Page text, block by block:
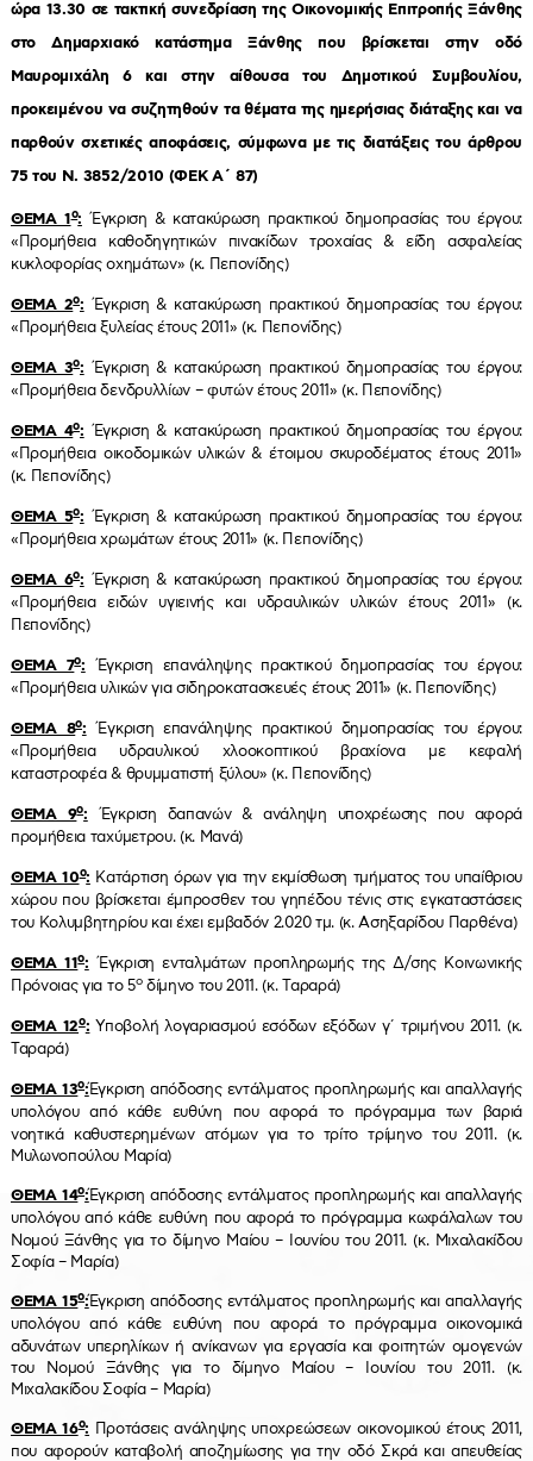
ώρα 13.30 σε τακτική συνεδρίαση της Οικονομικής Επιτροπής Ξάνθης
στο Δημαρχιακό κατάστημα Ξάνθης που βρίσκεται στην οδό
Μαυρομιχάλη 6 και στην αίθουσα του Δημοτικού Συμβουλίου,
προκειμένου να συζητηθούν τα θέματα της ημερήσιας διάταξης και να
παρθούν σχετικές αποφάσεις, σύμφωνα με τις διατάξεις του άρθρου
75 του Ν. 3852/2010 (ΦΕΚ Α΄ 87)
ΘΕΜΑ 1ο: Έγκριση & κατακύρωση πρακτικού δημοπρασίας του έργου:
«Προμήθεια καθοδηγητικών πινακίδων τροχαίας & είδη ασφαλείας
κυκλοφορίας οχημάτων» (κ. Πεπονίδης)
ΘΕΜΑ 2ο: Έγκριση & κατακύρωση πρακτικού δημοπρασίας του έργου:
«Προμήθεια ξυλείας έτους 2011» (κ. Πεπονίδης)
ΘΕΜΑ 3ο: Έγκριση & κατακύρωση πρακτικού δημοπρασίας του έργου:
«Προμήθεια δενδρυλλίων – φυτών έτους 2011» (κ. Πεπονίδης)
ΘΕΜΑ 4ο: Έγκριση & κατακύρωση πρακτικού δημοπρασίας του έργου:
«Προμήθεια οικοδομικών υλικών & έτοιμου σκυροδέματος έτους 2011»
(κ. Πεπονίδης)
ΘΕΜΑ 5ο: Έγκριση & κατακύρωση πρακτικού δημοπρασίας του έργου:
«Προμήθεια χρωμάτων έτους 2011» (κ. Πεπονίδης)
ΘΕΜΑ 6ο: Έγκριση & κατακύρωση πρακτικού δημοπρασίας του έργου:
«Προμήθεια ειδών υγιεινής και υδραυλικών υλικών έτους 2011» (κ.
Πεπονίδης)
ΘΕΜΑ 7ο: Έγκριση επανάληψης πρακτικού δημοπρασίας του έργου:
«Προμήθεια υλικών για σιδηροκατασκευές έτους 2011» (κ. Πεπονίδης)
ΘΕΜΑ 8ο: Έγκριση επανάληψης πρακτικού δημοπρασίας του έργου:
«Προμήθεια υδραυλικού χλοοκοπτικού βραχίονα με κεφαλή
καταστροφέα & θρυμματιστή ξύλου» (κ. Πεπονίδης)
ΘΕΜΑ 9ο: Έγκριση δαπανών& ανάληψη υποχρέωσης που αφορά
προμήθεια ταχύμετρου. (κ. Μανά)
ΘΕΜΑ 10ο: Κατάρτιση όρων για την εκμίσθωση τμήματος του υπαίθριου
χώρου που βρίσκεται έμπροσθεν του γηπέδου τένις στις εγκαταστάσεις
του Κολυμβητηρίου και έχει εμβαδόν 2.020 τμ. (κ. Ασηξαρίδου Παρθένα)
ΘΕΜΑ 11ο: Έγκριση ενταλμάτων προπληρωμής της Δ/σης Κοινωνικής
Πρόνοιας για το 5οδίμηνο του 2011. (κ. Ταραρά)
ΘΕΜΑ 12ο: Υποβολή λογαριασμού εσόδων εξόδων γ΄ τριμήνου 2011. (κ.
Ταραρά)
ΘΕΜΑ 13ο:Έγκριση απόδοσης εντάλματος προπληρωμής και απαλλαγής
υπολόγου από κάθεευθύνη που αφορά το πρόγραμμα των βαριά
νοητικά καθυστερημένων ατόμων για το τρίτο τρίμηνο του 2011. (κ.
Μυλωνοπούλου Μαρία)
ΘΕΜΑ 14ο:Έγκριση απόδοσης εντάλματος προπληρωμής και απαλλαγής
υπολόγου από κάθεευθύνη που αφορά το πρόγραμμα κωφάλαλων του
Νομού Ξάνθης για το δίμηνο Μαίου – Ιουνίου του 2011. (κ. Μιχαλακίδου
Σοφία – Μαρία)
ΘΕΜΑ 15ο:Έγκριση απόδοσης εντάλματος προπληρωμής και απαλλαγής
υπολόγου από κάθεευθύνη που αφορά το πρόγραμμα οικονομικά
αδυνάτων υπερηλίκων ή ανίκανων για εργασία και φοιτητών ομογενών
του Νομού Ξάνθης για το δίμηνο Μαίου – Ιουνίου του 2011. (κ.
Μιχαλακίδου Σοφία – Μαρία)
ΘΕΜΑ 16ο: Προτάσεις ανάληψης υποχρεώσεων οικονομικού έτους 2011,
που αφορούν καταβολή αποζημίωσης για την οδό Σκρά και απευθείας